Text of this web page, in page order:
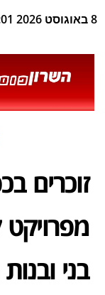
8 באוגוסט 2026 10:01
זוכרים
מפרויקט
בני